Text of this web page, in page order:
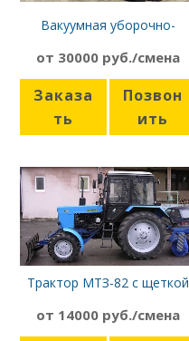
Вакуумная уборочно-
(КДМ), 6 куб.м, Камаз
от 30000 руб./смена
Заказа
ть
Позвон
ить
Трактор МТЗ-82 с щеткой
от 14000 руб./смена